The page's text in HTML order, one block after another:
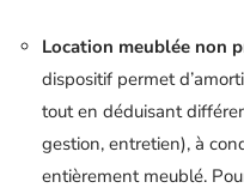
Location meublée non
dispositif permet
tout en déduisant
gestion, entretien), à
entièrement meublé.